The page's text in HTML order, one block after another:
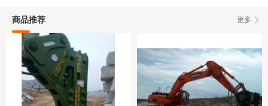
更多
商品推荐